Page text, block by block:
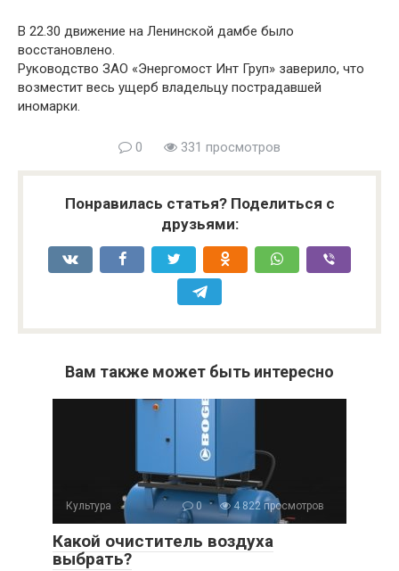
В 22.30 движение на Ленинской дамбе было
восстановлено.
Руководство ЗАО «Энергомост Инт Груп» заверило, что
возместит весь ущерб владельцу пострадавшей
иномарки.
0 331 просмотров
Понравилась статья? Поделиться с
друзьями:
Вам также может быть интересно
Культура 0 4 822 просмотров
Какой очиститель воздуха
выбрать?